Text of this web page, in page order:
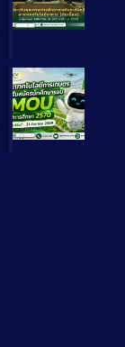
Long
Long